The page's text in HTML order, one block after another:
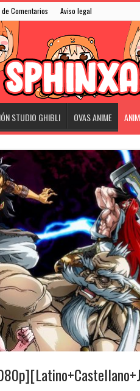
Comentarios Aviso legal
STUDIO GHIBLI OVAS ANIME